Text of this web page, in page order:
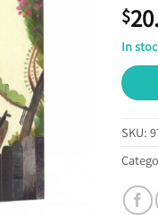
$
In
SKU: